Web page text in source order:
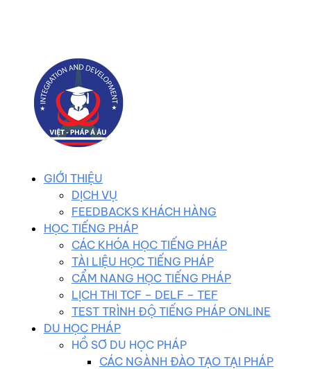
GIỚI THIỆU
DỊCH VỤ
FEEDBACKS KHÁCH HÀNG
HỌC TIẾNG PHÁP
CÁC KHÓA HỌC TIẾNG PHÁP
TÀI LIỆU HỌC TIẾNG PHÁP
CẨM NANG HỌC TIẾNG PHÁP
LỊCH THI TCF – DELF – TEF
TEST TRÌNH ĐỘ TIẾNG PHÁP ONLINE
DU HỌC PHÁP
HỒ SƠ DU HỌC PHÁP
CÁC NGÀNH ĐÀO TẠO TẠI PHÁP